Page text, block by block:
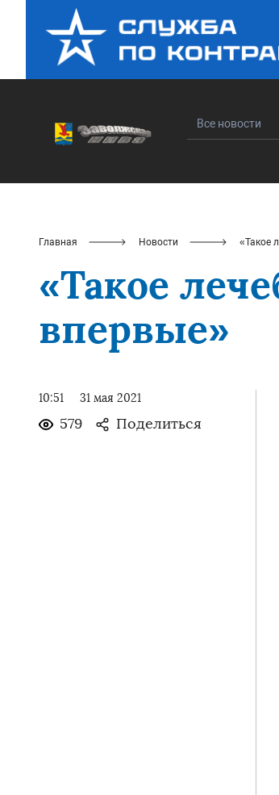
Все новости
Главная Новости «Такое
«Такое
впервые»
10:51 31 мая 2021
579 Поделиться